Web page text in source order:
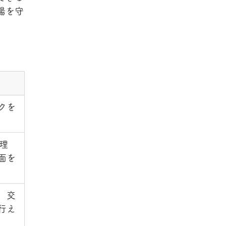
を守
を
を
交
え